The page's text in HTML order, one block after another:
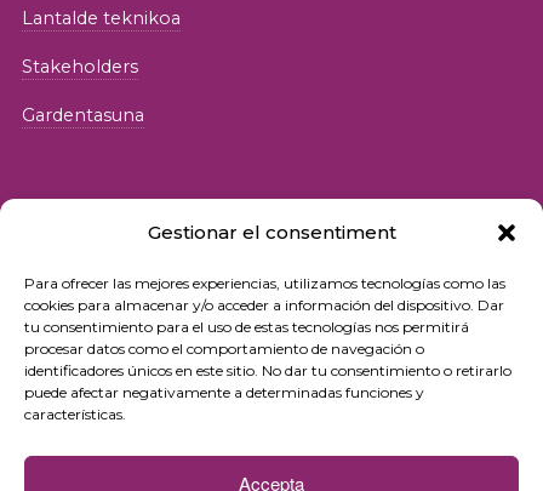
Gestionar el consentiment
Para ofrecer las mejores experiencias, utilizamos tecnologías como las
cookies para almacenar y/o acceder a información del dispositivo. Dar
tu consentimiento para el uso de estas tecnologías nos permitirá
procesar datos como el comportamiento de navegación o
identificadores únicos en este sitio. No dar tu consentimiento o retirarlo
puede afectar negativamente a determinadas funciones y
características.
Accepta
Lantalde teknikoa
Stakeholders
Gardentasuna
© 2026 Fundació iSocial
Pribatutasun-politika
Erabilera-baldintzak
Cookie politika